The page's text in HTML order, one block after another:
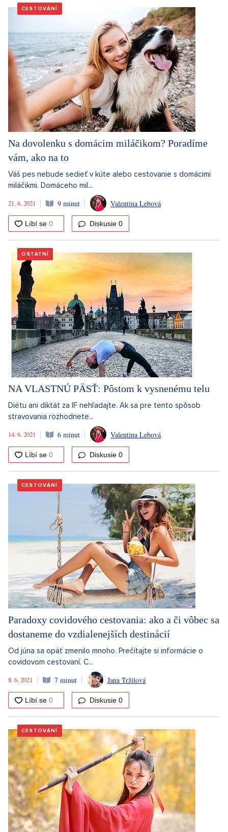
CESTOVÁNÍ
Na dovolenku s domácim miláčikom? Poradíme
vám, ako na to
Váš pes nebude sedieť v kúte alebo cestovanie s domácimi
miláčikmi. Domáceho mil...
21. 6. 2021
9 minut Valentina Lebová
Diskusie 0
OSTATNÍ
NA VLASTNÚ PÄSŤ: Pôstom k vysnenému telu
Diétu ani diktát za IF nehľadajte. Ak sa pre tento spôsob
stravovania rozhodnete...
14. 6. 2021
6 minut Valentina Lebová
Diskusie 0
CESTOVÁNÍ
Paradoxy covidového cestovania: ako a či vôbec sa
dostaneme do vzdialenejších destinácií
Od júna sa opäť zmenilo mnoho. Prečítajte si informácie o
covidovom cestovaní. C...
8. 6. 2021
7 minut Jana Tržilová
Diskusie 0
CESTOVÁNÍ